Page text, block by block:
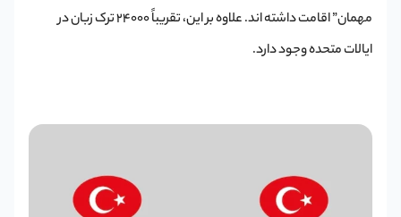
مهمان” اقامت داشته اند. علاوه بر این، تقریباً 24000 ترک زبان در
ایالات متحده وجود دارد.